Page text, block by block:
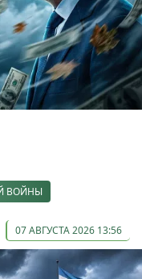
ВОЙНЫ
07 АВГУСТА 2026 13:56